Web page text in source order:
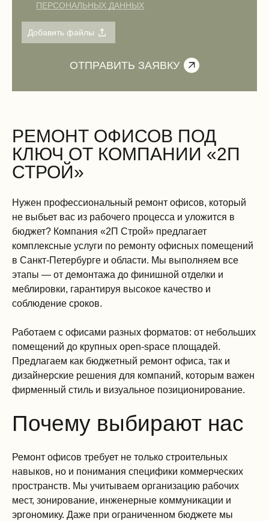
ПЕРСОНАЛЬНЫХ ДАННЫХ
РЕМОНТ ОФИСОВ ПОД
КЛЮЧ ОТ КОМПАНИИ «2П
СТРОЙ»
Нужен профессиональный ремонт офисов, который
не выбьет вас из рабочего процесса и уложится в
бюджет? Компания «2П Строй» предлагает
комплексные услуги по ремонту офисных помещений
в Санкт-Петербурге и области. Мы выполняем все
этапы — от демонтажа до финишной отделки и
меблировки, гарантируя высокое качество и
соблюдение сроков.
Работаем с офисами разных форматов: от небольших
помещений до крупных open-space площадей.
Предлагаем как бюджетный ремонт офиса, так и
дизайнерские решения для компаний, которым важен
фирменный стиль и визуальное позиционирование.
Почему выбирают нас
Ремонт офисов требует не только строительных
навыков, но и понимания специфики коммерческих
пространств. Мы учитываем организацию рабочих
мест, зонирование, инженерные коммуникации и
эргономику. Даже при ограниченном бюджете мы